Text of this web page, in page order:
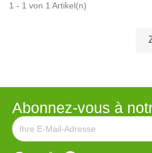
1 - 1 von 1 Artikel(n)
Abonnez-vous à